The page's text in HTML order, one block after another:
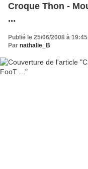
Croque Thon -
...
Publié le 25/06/2008 à 19:45
Par nathalie_B